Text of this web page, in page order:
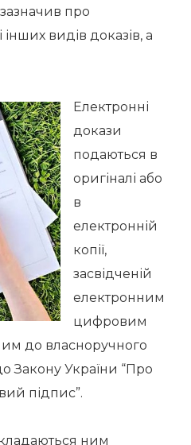
про
видів доказів, а
Електронні
докази
подаються в
оригіналі або
в
електронній
копії,
засвідченій
електронним
цифровим
до власноручного
Закону України “Про
підпис”.
ним